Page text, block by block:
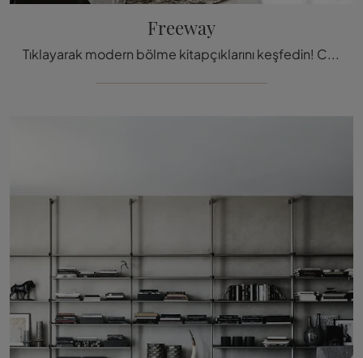
Freeway
Tıklayarak modern bölme kitapçıklarını keşfedin! Cattelan Italia'nın Freeway modeli, işlevsel ve kullanışlı bir oturma odası sağ